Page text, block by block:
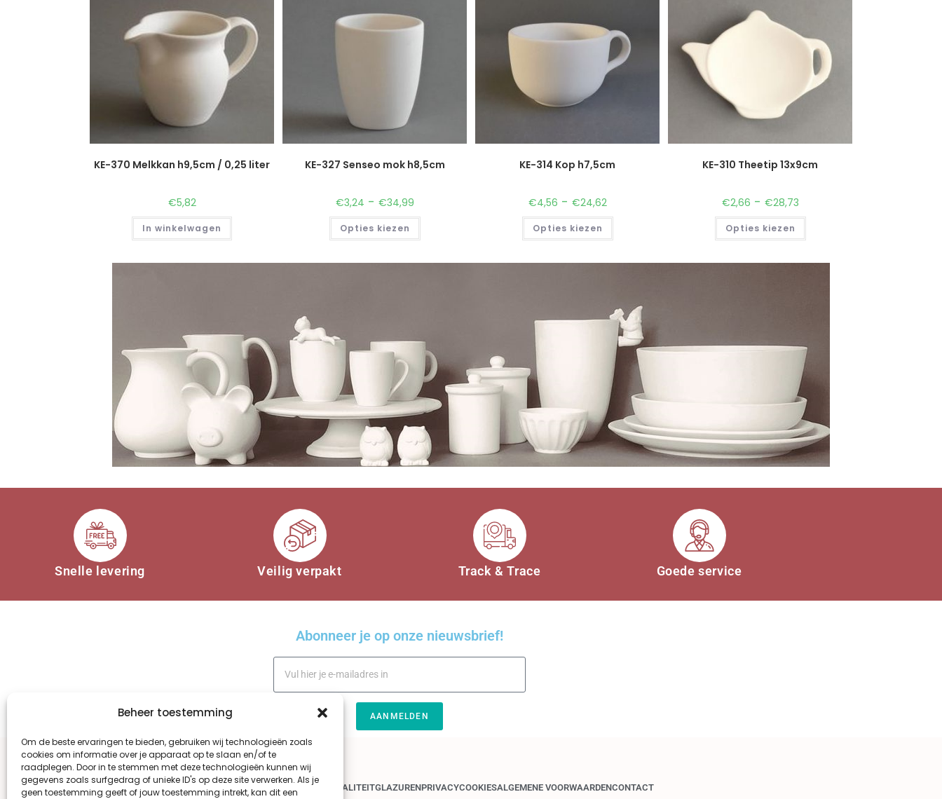
Beheer toestemming
Om de beste ervaringen te bieden, gebruiken wij technologieën zoals
cookies om informatie over je apparaat op te slaan en/of te
raadplegen. Door in te stemmen met deze technologieën kunnen wij
gegevens zoals surfgedrag of unieke ID's op deze site verwerken. Als je
geen toestemming geeft of jouw toestemming intrekt, kan dit een
KE-370 Melkkan h9,5cm / 0,25 liter
€5,82
In winkelwagen
KE-327 Senseo mok h8,5cm
€3,24 - €34,99
Opties kiezen
KE-314 Kop h7,5cm
€4,56 - €24,62
Opties kiezen
KE-310 Theetip 13x9cm
€2,66 - €28,73
Opties kiezen
Snelle levering Veilig verpakt Track & Trace Goede service
Abonneer je op onze nieuwsbrief!
AANMELDEN
A
l
t
e
WINKEL OVER ONS BESTELLEN EN BEZORGEN KWALITEITGLAZURENPRIVACYCOOKIESALGEMENE VOORWAARDENCONTACT